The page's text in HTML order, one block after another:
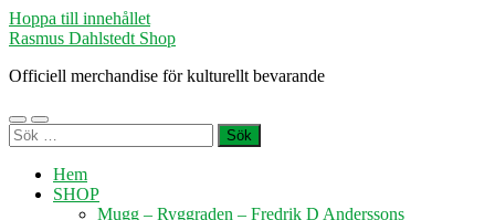
Hoppa till innehållet
Rasmus Dahlstedt Shop
Officiell merchandise för kulturellt bevarande
Slå
på/av
Slå
på/av
Sök
efter:
Hem
SHOP
Mugg – Ryggraden – Fredrik D Anderssons